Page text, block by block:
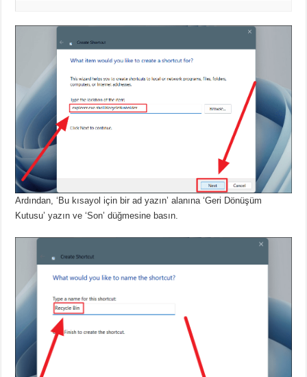
Ardından, ‘Bu kısayol için bir ad yazın’ alanına ‘Geri Dönüşüm
Kutusu’ yazın ve ‘Son’ düğmesine basın.